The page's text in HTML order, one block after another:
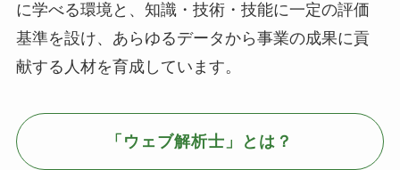
に学べる環境と、知識・技術・技能に一定の評価
基準を設け、あらゆるデータから事業の成果に貢
献する人材を育成しています。
「ウェブ解析士」とは？